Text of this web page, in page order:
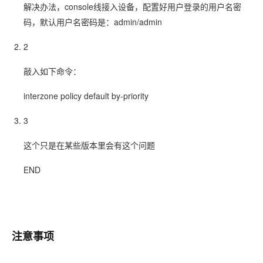
解决办法，console线接入设备，配置好用户登录的用户名密
码，默认用户名密码是：admin/admin
2
敲入如下命令：
interzone policy default by-priority
3
这个只是在某些版本里会有这个问题
END
注意事项